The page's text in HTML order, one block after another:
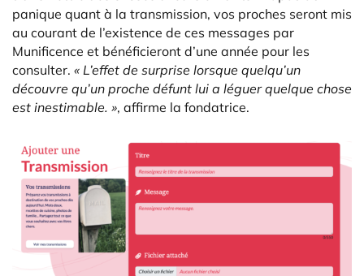
panique quant à la transmission, vos proches seront mis
au courant de l’existence de ces messages par
Munificence et bénéficieront d’une année pour les
consulter. « L’effet de surprise lorsque quelqu’un
découvre qu’un proche défunt lui a léguer quelque chose
est inestimable. », affirme la fondatrice.